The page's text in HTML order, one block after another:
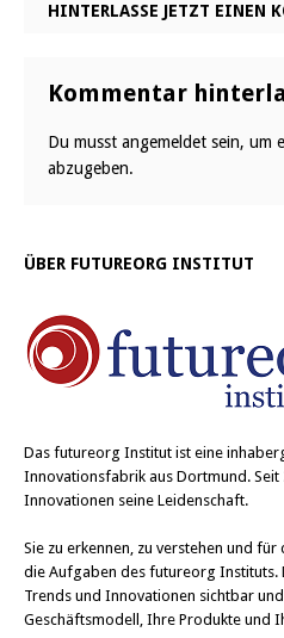
HINTERLASSE JETZT EINEN
Kommentar
Du musst angemeldet sein, um
abzugeben.
ÜBER FUTUREORG INSTITUT
Das futureorg Institut ist eine
Innovationsfabrik aus Dortmund. Seit
Innovationen seine Leidenschaft.
Sie zu erkennen, zu verstehen und
die Aufgaben des futureorg
Trends und Innovationen sichtbar
Geschäftsmodell, Ihre Produkte und